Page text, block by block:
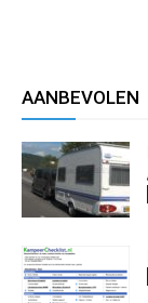
AANBEVOLEN